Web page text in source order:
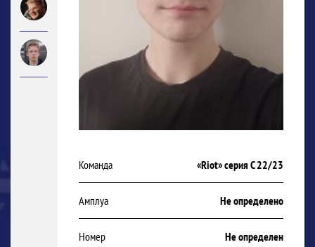
Команда «Riot» серия С 22/23
Амплуа Не определено
Номер Не определен